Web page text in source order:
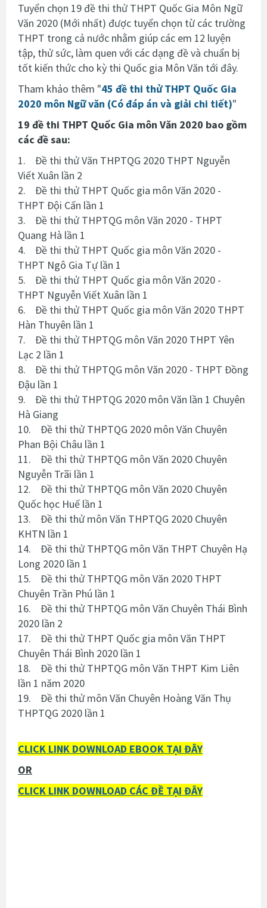
Tuyển chọn 19 đề thi thử THPT Quốc Gia Môn Ngữ
Văn 2020 (Mới nhất) được tuyển chọn từ các trường
THPT trong cả nước nhằm giúp các em 12 luyện
tập, thử sức, làm quen với các dạng đề và chuẩn bị
tốt kiến thức cho kỳ thi Quốc gia Môn Văn tới đây.
Tham khảo thêm "45 đề thi thử THPT Quốc Gia
2020 môn Ngữ văn (Có đáp án và giải chi tiết)"
19 đề thi THPT Quốc Gia môn Văn 2020 bao gồm
các đề sau:
1. Đề thi thử Văn THPTQG 2020 THPT Nguyễn
Viết Xuân lần 2
2. Đề thi thử THPT Quốc gia môn Văn 2020 -
THPT Đội Cấn lần 1
3. Đề thi thử THPTQG môn Văn 2020 - THPT
Quang Hà lần 1
4. Đề thi thử THPT Quốc gia môn Văn 2020 -
THPT Ngô Gia Tự lần 1
5. Đề thi thử THPT Quốc gia môn Văn 2020 -
THPT Nguyễn Viết Xuân lần 1
6. Đề thi thử THPT Quốc gia môn Văn 2020 THPT
Hàn Thuyên lần 1
7. Đề thi thử THPTQG môn Văn 2020 THPT Yên
Lạc 2 lần 1
8. Đề thi thử THPTQG môn Văn 2020 - THPT Đồng
Đậu lần 1
9. Đề thi thử THPTQG 2020 môn Văn lần 1 Chuyên
Hà Giang
10. Đề thi thử THPTQG 2020 môn Văn Chuyên
Phan Bội Châu lần 1
11. Đề thi thử THPTQG môn Văn 2020 Chuyên
Nguyễn Trãi lần 1
12. Đề thi thử THPTQG môn Văn 2020 Chuyên
Quốc học Huế lần 1
13. Đề thi thử môn Văn THPTQG 2020 Chuyên
KHTN lần 1
14. Đề thi thử THPTQG môn Văn THPT Chuyên Hạ
Long 2020 lần 1
15. Đề thi thử THPTQG môn Văn 2020 THPT
Chuyên Trần Phú lần 1
16. Đề thi thử THPTQG môn Văn Chuyên Thái Bình
2020 lần 2
17. Đề thi thử THPT Quốc gia môn Văn THPT
Chuyên Thái Bình 2020 lần 1
18. Đề thi thử THPTQG môn Văn THPT Kim Liên
lần 1 năm 2020
19. Đề thi thử môn Văn Chuyên Hoàng Văn Thụ
THPTQG 2020 lần 1
CLICK LINK DOWNLOAD EBOOK TẠI ĐÂY
OR
CLICK LINK DOWNLOAD CÁC ĐỀ TẠI ĐÂY